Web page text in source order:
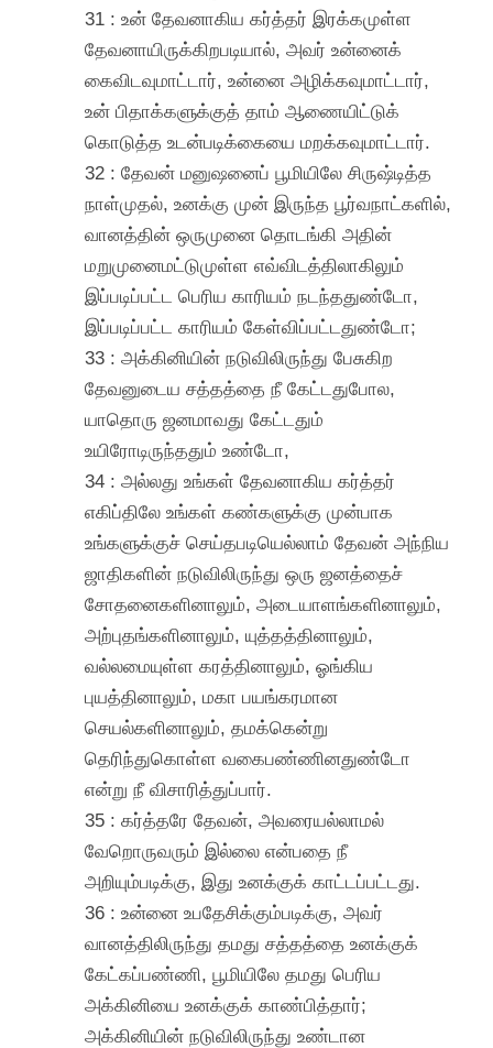
31 : உன் தேவனாகிய கர்த்தர் இரக்கமுள்ள
தேவனாயிருக்கிறபடியால், அவர் உன்னைக்
கைவிடவுமாட்டார், உன்னை அழிக்கவுமாட்டார்,
உன் பிதாக்களுக்குத் தாம் ஆணையிட்டுக்
கொடுத்த உடன்படிக்கையை மறக்கவுமாட்டார்.
32 : தேவன் மனுஷனைப் பூமியிலே சிருஷ்டித்த
நாள்முதல், உனக்கு முன் இருந்த பூர்வநாட்களில்,
வானத்தின் ஒருமுனை தொடங்கி அதின்
மறுமுனைமட்டுமுள்ள எவ்விடத்திலாகிலும்
இப்படிப்பட்ட பெரிய காரியம் நடந்ததுண்டோ,
இப்படிப்பட்ட காரியம் கேள்விப்பட்டதுண்டோ;
33 : அக்கினியின் நடுவிலிருந்து பேசுகிற
தேவனுடைய சத்தத்தை நீ கேட்டதுபோல,
யாதொரு ஜனமாவது கேட்டதும்
உயிரோடிருந்ததும் உண்டோ,
34 : அல்லது உங்கள் தேவனாகிய கர்த்தர்
எகிப்திலே உங்கள் கண்களுக்கு முன்பாக
உங்களுக்குச் செய்தபடியெல்லாம் தேவன் அந்நிய
ஜாதிகளின் நடுவிலிருந்து ஒரு ஜனத்தைச்
சோதனைகளினாலும், அடையாளங்களினாலும்,
அற்புதங்களினாலும், யுத்தத்தினாலும்,
வல்லமையுள்ள கரத்தினாலும், ஓங்கிய
புயத்தினாலும், மகா பயங்கரமான
செயல்களினாலும், தமக்கென்று
தெரிந்துகொள்ள வகைபண்ணினதுண்டோ
என்று நீ விசாரித்துப்பார்.
35 : கர்த்தரே தேவன், அவரையல்லாமல்
வேறொருவரும் இல்லை என்பதை நீ
அறியும்படிக்கு, இது உனக்குக் காட்டப்பட்டது.
36 : உன்னை உபதேசிக்கும்படிக்கு, அவர்
வானத்திலிருந்து தமது சத்தத்தை உனக்குக்
கேட்கப்பண்ணி, பூமியிலே தமது பெரிய
அக்கினியை உனக்குக் காண்பித்தார்;
அக்கினியின் நடுவிலிருந்து உண்டான